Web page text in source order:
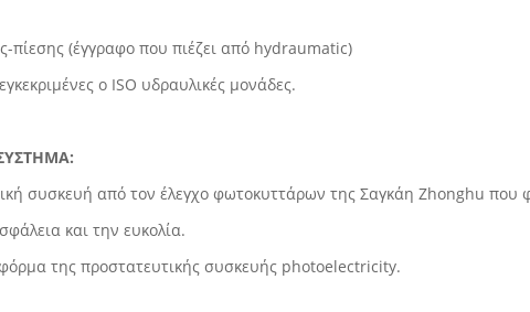
πίεσης (έγγραφο που πιέζει από hydraumatic)
ο ISO υδραυλικές μονάδες.
συσκευή από τον έλεγχο φωτοκυττάρων της Σαγκάη Zhonghu που
και την ευκολία.
της προστατευτικής συσκευής photoelectricity.